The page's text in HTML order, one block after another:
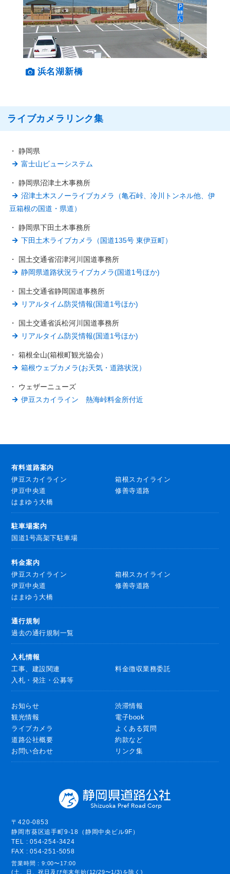
浜名湖新橋
ライブカメラリンク集
・ 静岡県
富士山ビューシステム
・ 静岡県沼津土木事務所
沼津土木スノーライブカメラ（亀石峠、冷川トンネル他、伊
豆箱根の国道・県道）
・ 静岡県下田土木事務所
下田土木ライブカメラ（国道135号 東伊豆町）
・ 国土交通省沼津河川国道事務所
静岡県道路状況ライブカメラ(国道1号ほか)
・ 国土交通省静岡国道事務所
リアルタイム防災情報(国道1号ほか)
・ 国土交通省浜松河川国道事務所
リアルタイム防災情報(国道1号ほか)
・ 箱根全山(箱根町観光協会）
箱根ウェブカメラ(お天気・道路状況）
・ ウェザーニューズ
伊豆スカイライン 熱海峠料金所付近
有料道路案内
伊豆スカイライン
箱根スカイライン
伊豆中央道
修善寺道路
はまゆう大橋
駐車場案内
国道1号高架下駐車場
料金案内
伊豆スカイライン
箱根スカイライン
伊豆中央道
修善寺道路
はまゆう大橋
通行規制
過去の通行規制一覧
入札情報
工事、建設関連
料金徴収業務委託
入札・発注・公募等
お知らせ
渋滞情報
観光情報
電子book
ライブカメラ
よくある質問
道路公社概要
約款など
お問い合わせ
リンク集
〒420-0853
静岡市葵区追手町9-18（静岡中央ビル9F）
TEL : 054-254-3424
FAX : 054-251-5058
営業時間 : 9:00〜17:00
(土、日、祝日及び年末年始(12/29〜1/3)を除く)